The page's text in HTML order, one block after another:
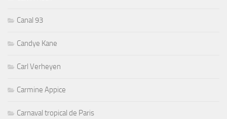
Canal 93
Candye Kane
Carl Verheyen
Carmine Appice
Carnaval tropical de Paris